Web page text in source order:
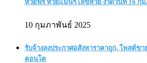
หวยฟรี หวยแม่นๆ เลขหวย งวดวันที่ 16 กุ
10 กุมภาพันธ์ 2025
รับจ้างลงประกาศอสังหาราคาถูก, โพสต์ข
คอนโด